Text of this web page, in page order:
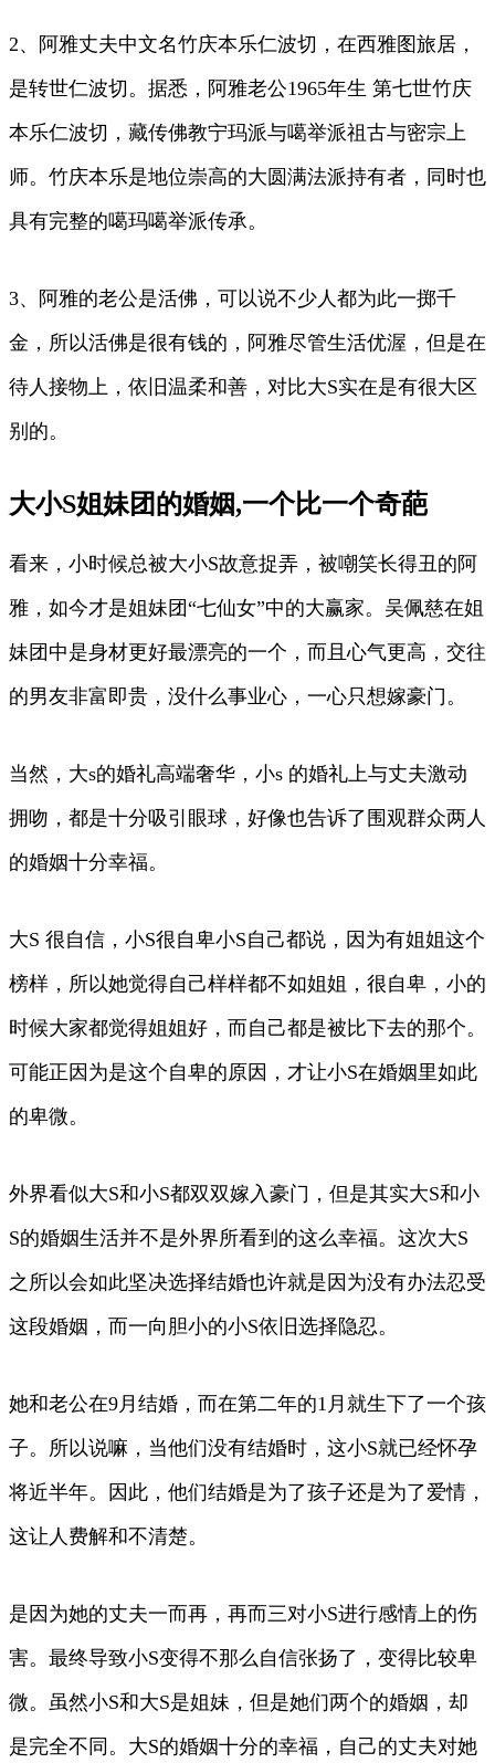
2、阿雅丈夫中文名竹庆本乐仁波切，在西雅图旅居，
是转世仁波切。据悉，阿雅老公1965年生 第七世竹庆
本乐仁波切，藏传佛教宁玛派与噶举派祖古与密宗上
师。竹庆本乐是地位崇高的大圆满法派持有者，同时也
具有完整的噶玛噶举派传承。
3、阿雅的老公是活佛，可以说不少人都为此一掷千
金，所以活佛是很有钱的，阿雅尽管生活优渥，但是在
待人接物上，依旧温柔和善，对比大S实在是有很大区
别的。
大小S姐妹团的婚姻,一个比一个奇葩
看来，小时候总被大小S故意捉弄，被嘲笑长得丑的阿
雅，如今才是姐妹团“七仙女”中的大赢家。吴佩慈在姐
妹团中是身材更好最漂亮的一个，而且心气更高，交往
的男友非富即贵，没什么事业心，一心只想嫁豪门。
当然，大s的婚礼高端奢华，小s 的婚礼上与丈夫激动
拥吻，都是十分吸引眼球，好像也告诉了围观群众两人
的婚姻十分幸福。
大S 很自信，小S很自卑小S自己都说，因为有姐姐这个
榜样，所以她觉得自己样样都不如姐姐，很自卑，小的
时候大家都觉得姐姐好，而自己都是被比下去的那个。
可能正因为是这个自卑的原因，才让小S在婚姻里如此
的卑微。
外界看似大S和小S都双双嫁入豪门，但是其实大S和小
S的婚姻生活并不是外界所看到的这么幸福。这次大S
之所以会如此坚决选择结婚也许就是因为没有办法忍受
这段婚姻，而一向胆小的小S依旧选择隐忍。
她和老公在9月结婚，而在第二年的1月就生下了一个孩
子。所以说嘛，当他们没有结婚时，这小S就已经怀孕
将近半年。因此，他们结婚是为了孩子还是为了爱情，
这让人费解和不清楚。
是因为她的丈夫一而再，再而三对小S进行感情上的伤
害。最终导致小S变得不那么自信张扬了，变得比较卑
微。虽然小S和大S是姐妹，但是她们两个的婚姻，却
是完全不同。大S的婚姻十分的幸福，自己的丈夫对她